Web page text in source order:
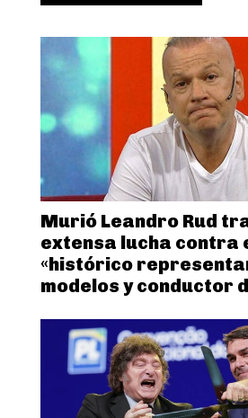
Murió Leandro Rud
extensa lucha contra
«histórico
modelos y conductor